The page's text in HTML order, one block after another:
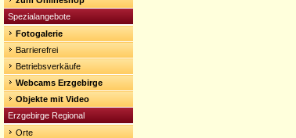
Spezialangebote
Fotogalerie
Barrierefrei
Betriebsverkäufe
Webcams Erzgebirge
Objekte mit Video
Erzgebirge Regional
Orte